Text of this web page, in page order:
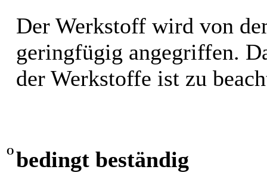
Der Werkstoff wird von
geringfügig angegriffen.
der Werkstoffe ist zu
O bedingt beständig